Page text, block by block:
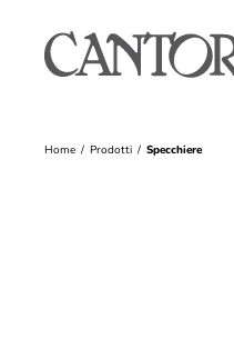
Home Prodotti Specchiere